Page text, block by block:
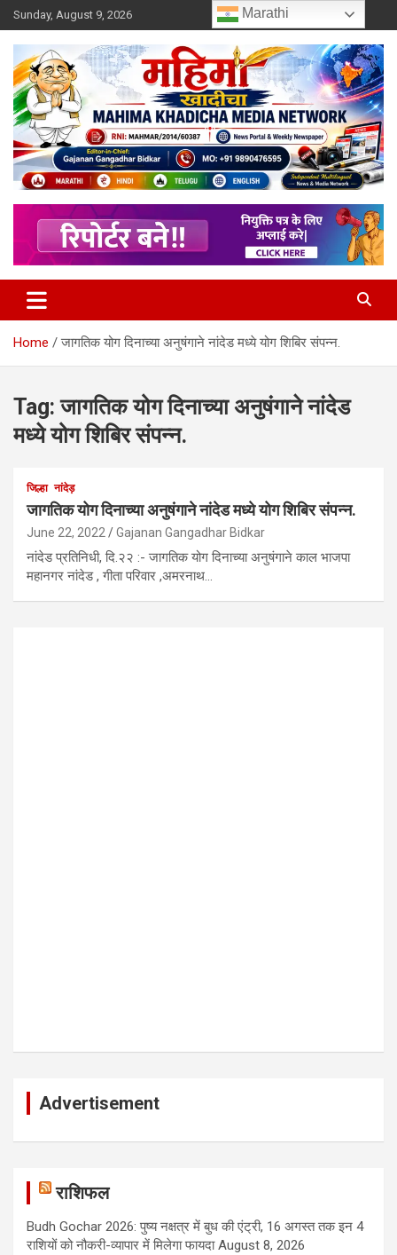
Skip
to
content
Sunday, August 9, 2026
Mahimakhadicha
Home जागतिक योग दिनाच्या अनुषंगाने नांदेड मध्ये योग शिबिर संपन्न.
Tag:जागतिक योग दिनाच्या अनुषंगाने नांदेड
मध्ये योग शिबिर संपन्न.
जिल्हा नांदेड़
जागतिक योग दिनाच्या अनुषंगाने नांदेड मध्ये योग शिबिर संपन्न.
June 22, 2022 Gajanan Gangadhar Bidkar
नांदेड प्रतिनिधी, दि.२२ :- जागतिक योग दिनाच्या अनुषंगाने काल भाजपा
महानगर नांदेड , गीता परिवार ,अमरनाथ…
Advertisement
राशिफल
Budh Gochar 2026: पुष्य नक्षत्र में बुध की एंट्री, 16 अगस्त तक इन 4
राशियों को नौकरी-व्यापार में मिलेगा फायदा August 8, 2026
Marathi